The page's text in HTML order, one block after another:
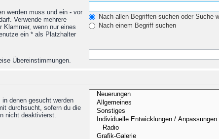
werden muss und ein - vor
Verwende mehrere
Klammer, wenn nur eines
ein * als Platzhalter
Nach allen Begriffen suchen oder Suche
Nach einem Begriff suchen
Übereinstimmungen.
denen gesucht werden
durchsucht, sofern du die
nicht deaktivierst.